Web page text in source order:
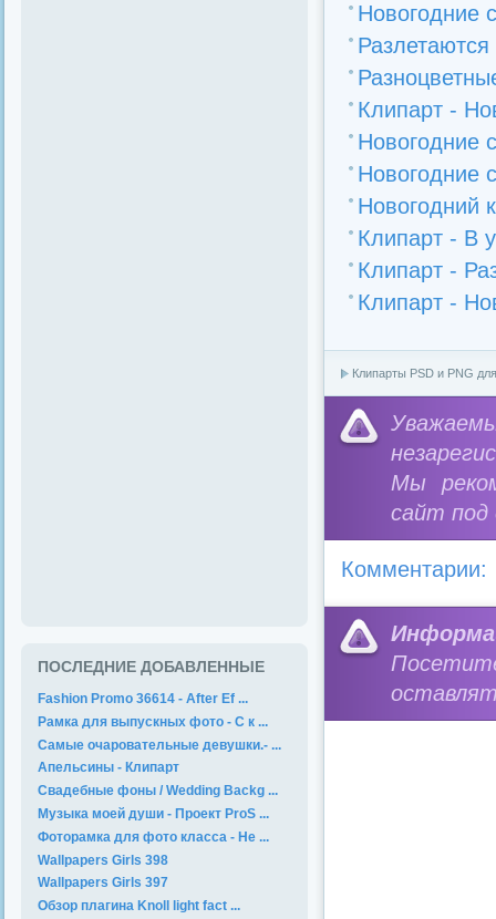
Новогодние
Клипарт -
Новогодние
Новогодние
Новогодний
Клипарт - В
Клипарт -
Клипарт -
Клипарты PSD и PNG
Мы
сайт под
Комментарии:
ПОСЛЕДНИЕ ДОБАВЛЕННЫЕ
Fashion Promo 36614 - After Ef ...
Рамка для выпускных фото - С к ...
Самые очаровательные девушки.- ...
Апельсины - Клипарт
Свадебные фоны / Wedding Backg ...
Музыка моей души - Проект ProS ...
Фоторамка для фото класса - Не ...
Wallpapers Girls 398
Wallpapers Girls 397
Обзор плагина Knoll light fact ...